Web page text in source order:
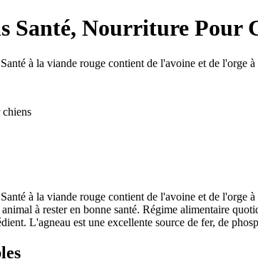
Santé, Nourriture Pour
à la viande rouge contient de l'avoine et de l'orge
à la viande rouge contient de l'avoine et de l'orge
à rester en bonne santé. Régime alimentaire
L'agneau est une excellente source de fer, de